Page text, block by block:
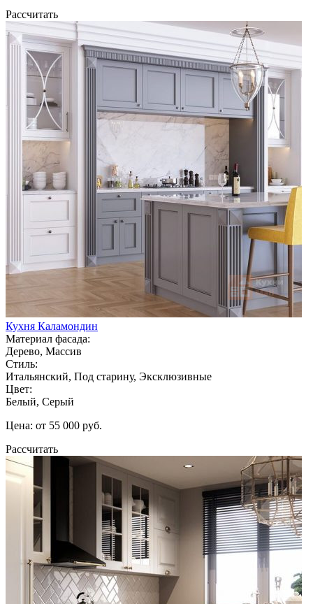
Рассчитать
Кухня Каламондин
Материал фасада:
Дерево, Массив
Стиль:
Итальянский, Под старину, Эксклюзивные
Цвет:
Белый, Серый
Цена: от 55 000 руб.
Рассчитать